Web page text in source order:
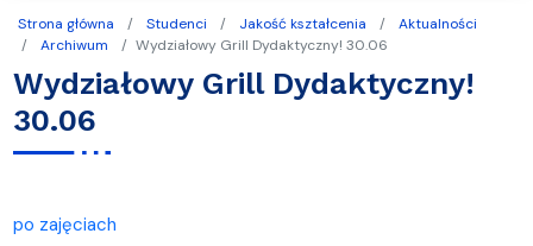
Strona główna Studenci Jakość kształcenia
Aktualności
Archiwum
Wydziałowy Grill Dydaktyczny! 30.06
Wydziałowy Grill Dydaktyczny!
30.06
po zajęciach